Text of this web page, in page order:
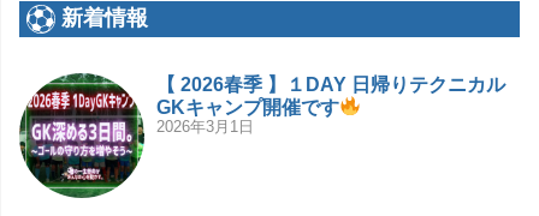
新着情報
【 2026春季 】１DAY 日帰りテクニカル
GKキャンプ開催です
2026年3月1日